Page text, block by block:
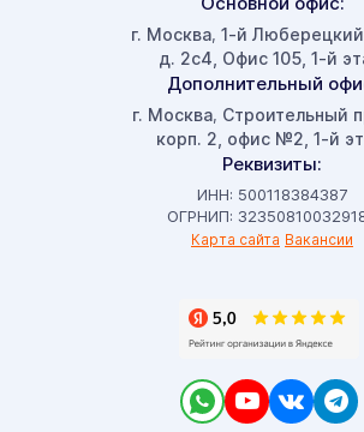
г. Москва, 1-й
д. 2с4, Офис 105, 1-й
Дополнительный
г. Москва, Строительный
корп. 2, офис №2, 1-й
Реквизиты:
ИНН: 500118384387
ОГРНИП:
Карта сайта Вакансии